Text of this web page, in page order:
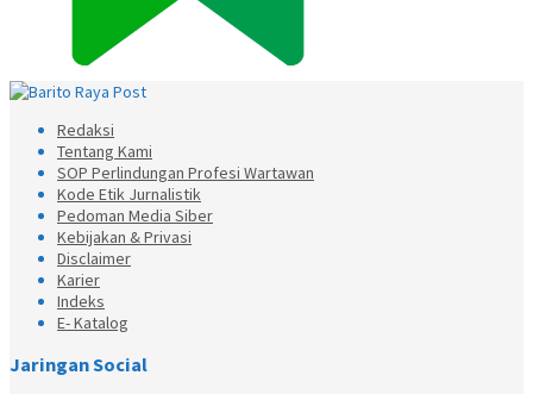
Redaksi
Tentang Kami
SOP Perlindungan Profesi Wartawan
Kode Etik Jurnalistik
Pedoman Media Siber
Kebijakan & Privasi
Disclaimer
Karier
Indeks
E- Katalog
Jaringan Social